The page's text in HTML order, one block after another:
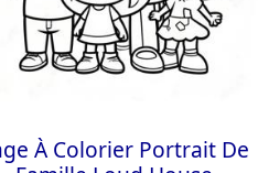
À Colorier Portrait De